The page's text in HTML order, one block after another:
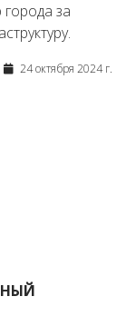
за
24 октября 2024 г.